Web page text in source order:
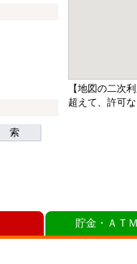
索
【地図の二次
超えて、許可
貯金・ＡＴ